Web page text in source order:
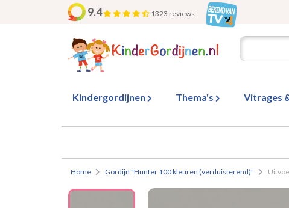
9.4 1323 reviews
Kindergordijnen Thema's Vitrages
Home Gordijn "Hunter 100 kleuren (verduisterend)"